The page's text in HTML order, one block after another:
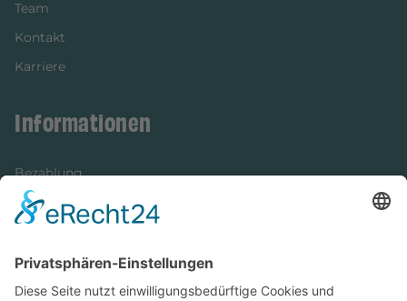
Team
Kontakt
Karriere
Informationen
Bezahlung
Newsletter
Versandinformationen
Verfügbarkeit/Verträglichkeit